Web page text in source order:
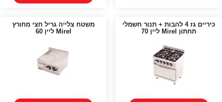
כיריים גז 4 להבות + תנור חשמלי
תחתון Mirel ליין 70
משטח צלייה גריל חצי מחורץ
Mirel ליין 60